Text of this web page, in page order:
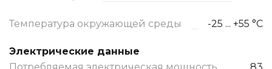
Температура окружающей среды -25 ... +55 °C
Электрические данные